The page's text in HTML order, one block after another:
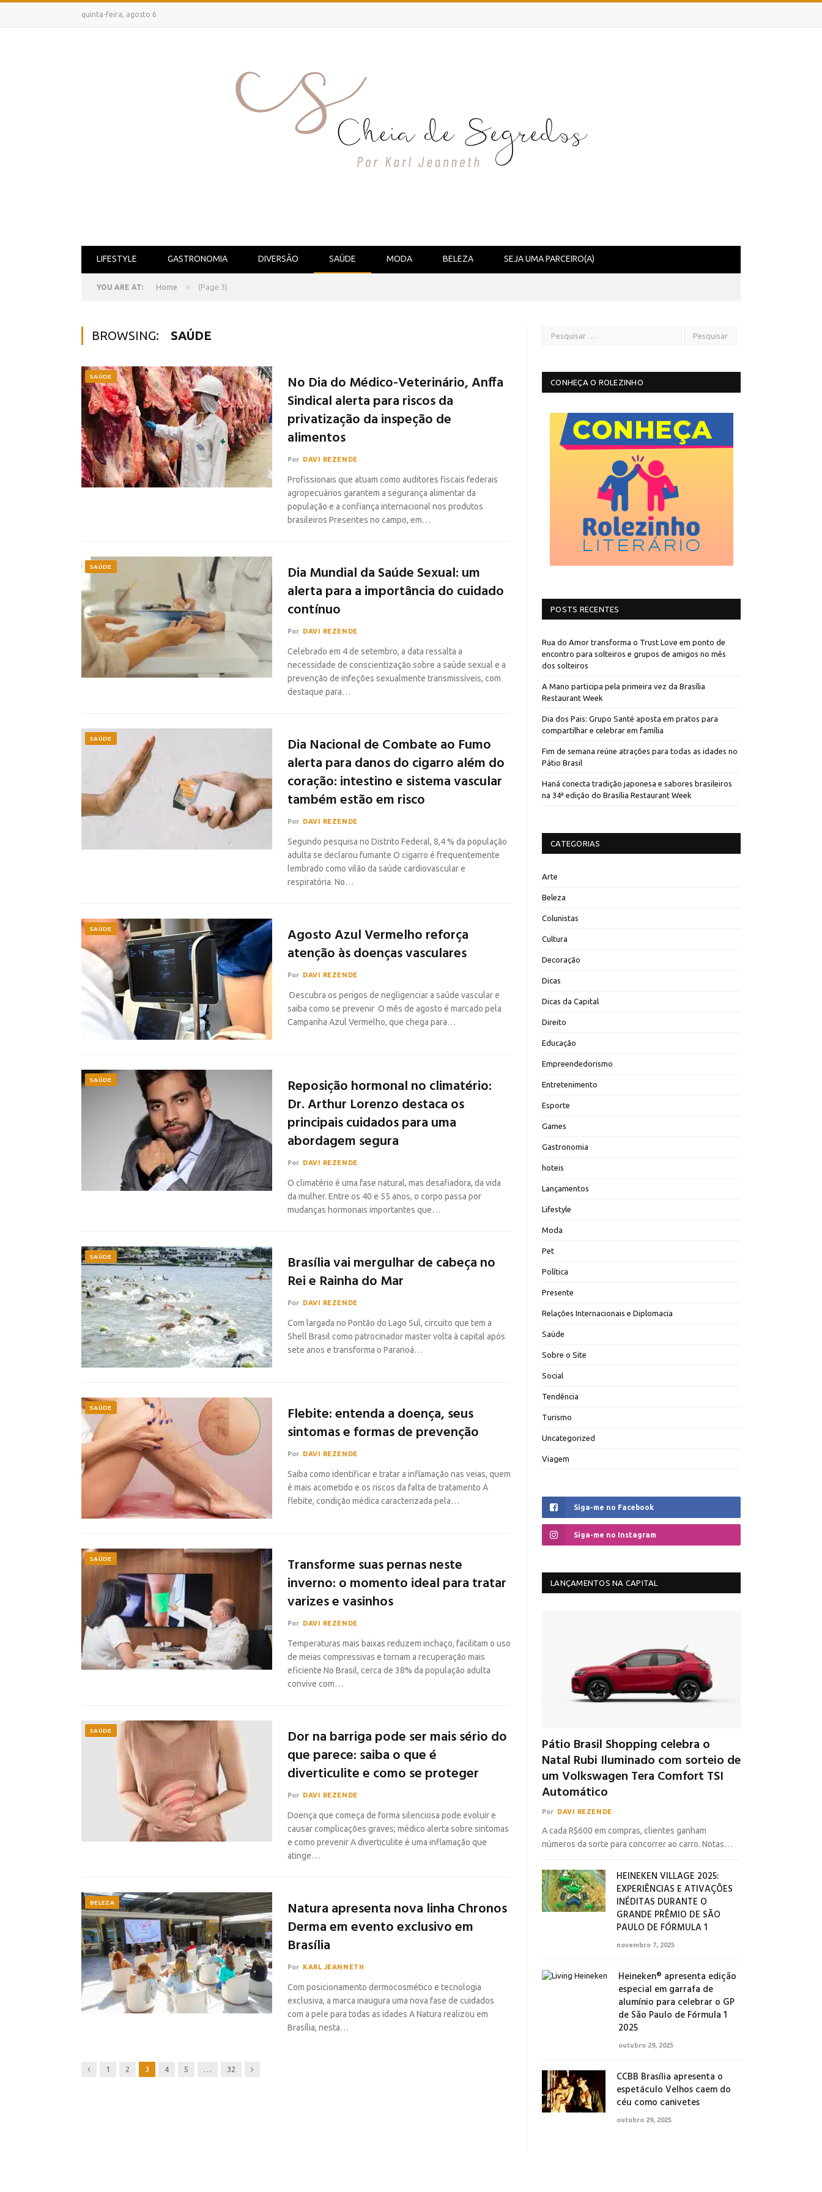
quinta-feira, agosto 6
LIFESTYLE GASTRONOMIA DIVERSÃO SAÚDE MODA BELEZA SEJA UMA PARCEIRO(A)
YOU ARE AT: Home » (Page 3)
BROWSING: SAÚDE
SAÚDE
No Dia do Médico-Veterinário, Anffa
Sindical alerta para riscos da
privatização da inspeção de
alimentos
Por DAVI REZENDE
Profissionais que atuam como auditores fiscais federais
agropecuários garantem a segurança alimentar da
população e a confiança internacional nos produtos
brasileiros Presentes no campo, em…
SAÚDE
Dia Mundial da Saúde Sexual: um
alerta para a importância do cuidado
contínuo
Por DAVI REZENDE
Celebrado em 4 de setembro, a data ressalta a
necessidade de conscientização sobre a saúde sexual e a
prevenção de infeções sexualmente transmissíveis, com
destaque para…
SAÚDE
Dia Nacional de Combate ao Fumo
alerta para danos do cigarro além do
coração: intestino e sistema vascular
também estão em risco
Por DAVI REZENDE
Segundo pesquisa no Distrito Federal, 8,4 % da população
adulta se declarou fumante O cigarro é frequentemente
lembrado como vilão da saúde cardiovascular e
respiratória. No…
SAÚDE
Agosto Azul Vermelho reforça
atenção às doenças vasculares
Por DAVI REZENDE
Descubra os perigos de negligenciar a saúde vascular e
saiba como se prevenir O mês de agosto é marcado pela
Campanha Azul Vermelho, que chega para…
SAÚDE
Reposição hormonal no climatério:
Dr. Arthur Lorenzo destaca os
principais cuidados para uma
abordagem segura
Por DAVI REZENDE
O climatério é uma fase natural, mas desafiadora, da vida
da mulher. Entre os 40 e 55 anos, o corpo passa por
mudanças hormonais importantes que…
SAÚDE
Brasília vai mergulhar de cabeça no
Rei e Rainha do Mar
Por DAVI REZENDE
Com largada no Pontão do Lago Sul, circuito que tem a
Shell Brasil como patrocinador master volta à capital após
sete anos e transforma o Paranoá…
SAÚDE
Flebite: entenda a doença, seus
sintomas e formas de prevenção
Por DAVI REZENDE
Saiba como identificar e tratar a inflamação nas veias, quem
é mais acometido e os riscos da falta de tratamento A
flebite, condição médica caracterizada pela…
SAÚDE
Transforme suas pernas neste
inverno: o momento ideal para tratar
varizes e vasinhos
Por DAVI REZENDE
Temperaturas mais baixas reduzem inchaço, facilitam o uso
de meias compressivas e tornam a recuperação mais
eficiente No Brasil, cerca de 38% da população adulta
convive com…
SAÚDE
Dor na barriga pode ser mais sério do
que parece: saiba o que é
diverticulite e como se proteger
Por DAVI REZENDE
Doença que começa de forma silenciosa pode evoluir e
causar complicações graves; médico alerta sobre sintomas
e como prevenir A diverticulite é uma inflamação que
atinge…
BELEZA
Natura apresenta nova linha Chronos
Derma em evento exclusivo em
Brasília
Por KARL JEANNETH
Com posicionamento dermocosmético e tecnologia
exclusiva, a marca inaugura uma nova fase de cuidados
com a pele para todas as idades A Natura realizou em
Brasília, nesta…
Previous
1 2 3 4 5 … 32 Next
CONHEÇA O ROLEZINHO
POSTS RECENTES
Rua do Amor transforma o Trust Love em ponto de
encontro para solteiros e grupos de amigos no mês
dos solteiros
A Mano participa pela primeira vez da Brasília
Restaurant Week
Dia dos Pais: Grupo Santé aposta em pratos para
compartilhar e celebrar em família
Fim de semana reúne atrações para todas as idades no
Pátio Brasil
Haná conecta tradição japonesa e sabores brasileiros
na 34ª edição do Brasília Restaurant Week
CATEGORIAS
Arte
Beleza
Colunistas
Cultura
Decoração
Dicas
Dicas da Capital
Direito
Educação
Empreendedorismo
Entretenimento
Esporte
Games
Gastronomia
hoteis
Lançamentos
Lifestyle
Moda
Pet
Política
Presente
Relações Internacionais e Diplomacia
Saúde
Sobre o Site
Social
Tendência
Turismo
Uncategorized
Viagem
Siga-me no Facebook
Siga-me no Instagram
LANÇAMENTOS NA CAPITAL
Pátio Brasil Shopping celebra o
Natal Rubi Iluminado com sorteio de
um Volkswagen Tera Comfort TSI
Automático
Por DAVI REZENDE
A cada R$600 em compras, clientes ganham
números da sorte para concorrer ao carro. Notas…
HEINEKEN VILLAGE 2025:
EXPERIÊNCIAS E ATIVAÇÕES
INÉDITAS DURANTE O
GRANDE PRÊMIO DE SÃO
PAULO DE FÓRMULA 1
novembro 7, 2025
Heineken® apresenta edição
especial em garrafa de
alumínio para celebrar o GP
de São Paulo de Fórmula 1
2025
outubro 29, 2025
CCBB Brasília apresenta o
espetáculo Velhos caem do
céu como canivetes
outubro 29, 2025